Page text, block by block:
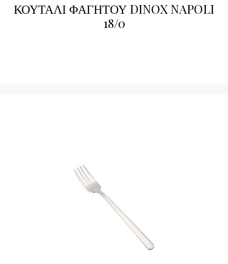
ΚΟΥΤΑΛΙ ΦΑΓΗΤΟΥ DINOX NAPOLI
18/0